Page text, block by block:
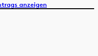
anzeigen